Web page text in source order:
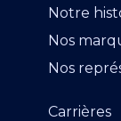
Notre
Nos
Nos
Carrières